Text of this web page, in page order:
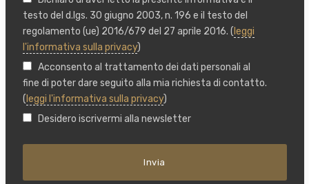
testo del d.lgs. 30 giugno 2003, n. 196 e il testo del
regolamento (ue) 2016/679 del 27 aprile 2016. ( leggi
l'informativa sulla privacy)
Acconsento al trattamento dei dati personali al
fine di poter dare seguito alla mia richiesta di contatto.
( leggi l'informativa sulla privacy)
Desidero iscrivermi alla newsletter